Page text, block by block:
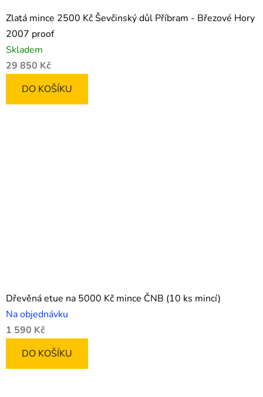
Zlatá mince 2500 Kč Ševčinský důl Příbram - Březové Hory
2007 proof
Skladem
29 850 Kč
DO KOŠÍKU
Dřevěná etue na 5000 Kč mince ČNB (10 ks mincí)
Na objednávku
1 590 Kč
DO KOŠÍKU